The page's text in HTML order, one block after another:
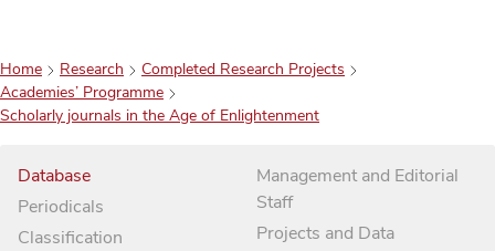
Home Research
Completed Research Projects
Academies’ Programme
Scholarly journals in the Age of Enlightenment
Database
Periodicals
Classification
Management and Editorial
Staff
Projects and Data